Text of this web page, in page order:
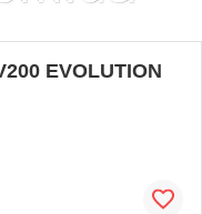
EVOLUTION